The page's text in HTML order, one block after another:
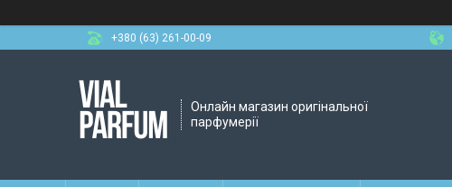
+380 (63) 261-00-09
Онлайн магазин оригінальної
парфумерії